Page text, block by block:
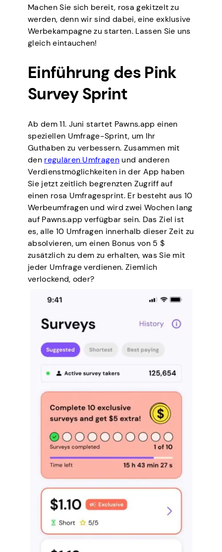
Machen Sie sich bereit, rosa gekitzelt zu
werden, denn wir sind dabei, eine exklusive
Werbekampagne zu starten. Lassen Sie uns
gleich eintauchen!
Einführung des Pink
Survey Sprint
Ab dem 11. Juni startet Pawns.app einen
speziellen Umfrage-Sprint, um Ihr
Guthaben zu verbessern. Zusammen mit
den regulären Umfragen und anderen
Verdienstmöglichkeiten in der App haben
Sie jetzt zeitlich begrenzten Zugriff auf
einen rosa Umfragesprint. Er besteht aus 10
Werbeumfragen und wird zwei Wochen lang
auf Pawns.app verfügbar sein. Das Ziel ist
es, alle 10 Umfragen innerhalb dieser Zeit zu
absolvieren, um einen Bonus von 5 $
zusätzlich zu dem zu erhalten, was Sie mit
jeder Umfrage verdienen. Ziemlich
verlockend, oder?